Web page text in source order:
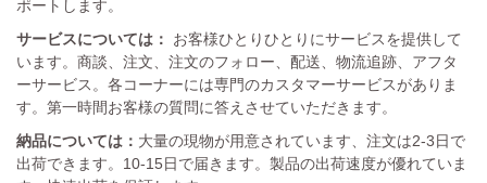
ポートします。
サービスについては：
お客様ひとりひとりにサービスを提供して
います。商談、注文、注文のフォロー、配送、物流追跡、アフタ
ーサービス。各コーナーには専門のカスタマーサービスがありま
す。第一時間お客様の質問に答えさせていただきます。
納品については： 大量の現物が用意されています、注文は2-3日で
出荷できます。10-15日で届きます。製品の出荷速度が優れていま